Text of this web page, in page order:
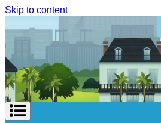
Skip to content